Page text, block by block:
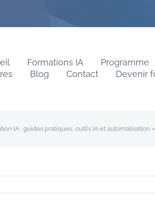
Formations IA Programme
Blog Contact Devenir
IA : guides pratiques, outils IA et automatisation »